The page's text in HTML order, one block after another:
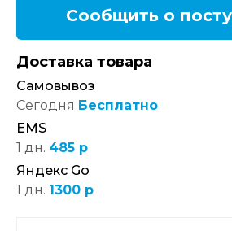
Сообщить о
Доставка товара
Самовывоз
Сегодня Бесплатно
EMS
1 дн. 485 р
Яндекс Go
1 дн. 1300 р